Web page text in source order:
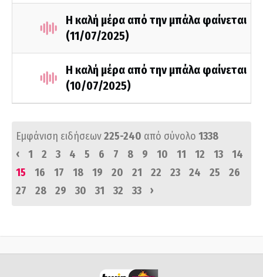
Η καλή μέρα από την μπάλα φαίνεται
(11/07/2025)
Η καλή μέρα από την μπάλα φαίνεται
(10/07/2025)
Εμφάνιση ειδήσεων225-240 από σύνολο 1338
‹
1 2 3 4 5 6 7 8 9 10 11 12 13
14
15
16 17 18 19 20 21 22 23 24 25
26
27
28 29 30 31 32 33 ›